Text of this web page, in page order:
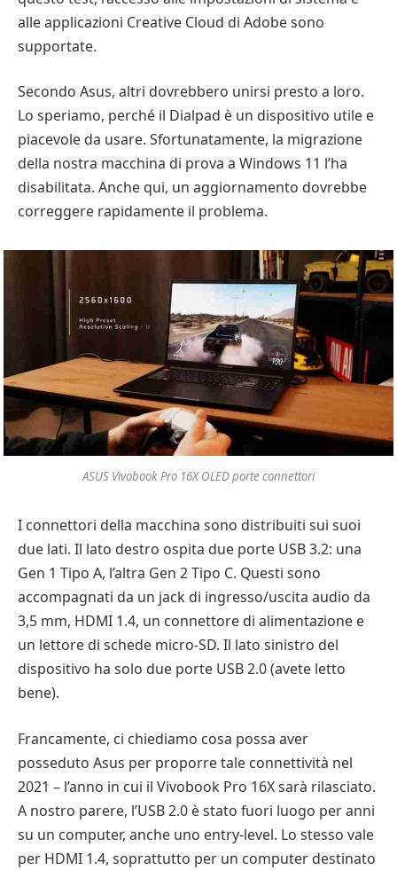
alle applicazioni Creative Cloud di Adobe sono
supportate.
Secondo Asus, altri dovrebbero unirsi presto a loro.
Lo speriamo, perché il Dialpad è un dispositivo utile e
piacevole da usare. Sfortunatamente, la migrazione
della nostra macchina di prova a Windows 11 l’ha
disabilitata. Anche qui, un aggiornamento dovrebbe
correggere rapidamente il problema.
ASUS Vivobook Pro 16X OLED porte connettori
I connettori della macchina sono distribuiti sui suoi
due lati. Il lato destro ospita due porte USB 3.2: una
Gen 1 Tipo A, l’altra Gen 2 Tipo C. Questi sono
accompagnati da un jack di ingresso/uscita audio da
3,5 mm, HDMI 1.4, un connettore di alimentazione e
un lettore di schede micro-SD. Il lato sinistro del
dispositivo ha solo due porte USB 2.0 (avete letto
bene).
Francamente, ci chiediamo cosa possa aver
posseduto Asus per proporre tale connettività nel
2021 – l’anno in cui il Vivobook Pro 16X sarà rilasciato.
A nostro parere, l’USB 2.0 è stato fuori luogo per anni
su un computer, anche uno entry-level. Lo stesso vale
per HDMI 1.4, soprattutto per un computer destinato